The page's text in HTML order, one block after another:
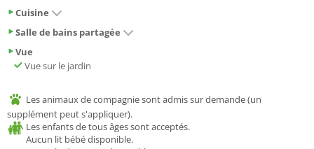
Cuisine
Salle de bains partagée
Vue
Vue sur le jardin
Les animaux de compagnie sont admis sur demande (un
supplément peut s'appliquer).
Les enfants de tous âges sont acceptés.
Aucun lit bébé disponible.